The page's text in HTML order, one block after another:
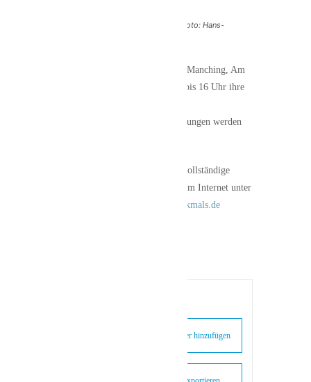
Friedenskirche Manching (Foto: Hans-
Die Ev.-Luth. Friedenskirche in Manching, Am
Schloßberg 12, öffnet von 9.45 bis 16 Uhr ihre
Gemeindegottesdienst statt. Führungen werden
Weitere Informationen und das vollständige
bundesweite Programm können im Internet unter
http://www.tag-des-offenen-Denkmals.de
+ Zu Google Kalender hinzufügen